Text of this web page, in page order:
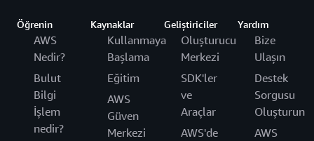
Öğrenin
AWS
Nedir?
Bulut
Bilgi
İşlem
nedir?
Kaynaklar
Kullanmaya
Başlama
Eğitim
AWS
Güven
Merkezi
Geliştiriciler
Oluşturucu
Merkezi
SDK'ler
ve
Araçlar
AWS'de
Yardım
Bize
Ulaşın
Destek
Sorgusu
Oluşturun
AWS